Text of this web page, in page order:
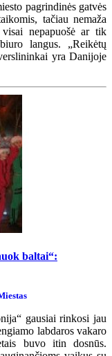
pagrindinės gatvės
tačiau nemaža
nepapuošė ar tik
langus. „Reikėtų
yra Danijoje
baltai“:
gausiai rinkosi jau
labdaros vakaro
buvo itin dosnūs.